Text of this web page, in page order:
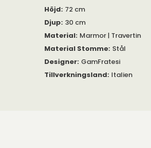
Höjd: 72 cm
Djup: 30 cm
Material: Marmor | Travertin
Material Stomme: Stål
Designer: GamFratesi
Tillverkningsland: Italien